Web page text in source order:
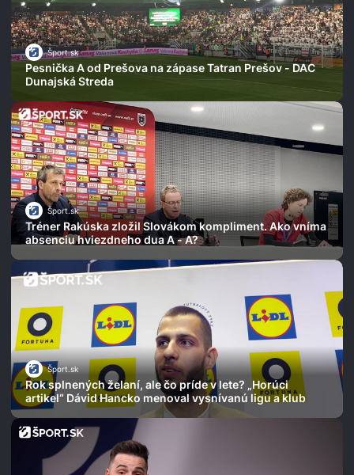
Šport.sk
Pesnička A od Prešova na zápase Tatran Prešov - DAC
Dunajská Streda
Šport.sk
Tréner Rakúska zložil Slovákom kompliment. Ako vníma
absenciu hviezdneho dua A - A?
Šport.sk
Rok splnených želaní, ale čo príde v lete? „Horúci
artikel“ Dávid Hancko menoval vysnívanú ligu a klub